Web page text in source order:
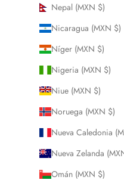
Nepal (MXN $)
Nicaragua (MXN $)
Níger (MXN $)
Nigeria (MXN $)
Niue (MXN $)
Noruega (MXN $)
Nueva Caledonia
Nueva Zelanda
Omán (MXN $)